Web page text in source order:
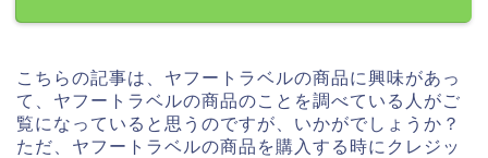
こちらの記事は、ヤフートラベルの商品に興味があっ
て、ヤフートラベルの商品のことを調べている人がご
覧になっていると思うのですが、いかがでしょうか？
ただ、ヤフートラベルの商品を購入する時にクレジッ